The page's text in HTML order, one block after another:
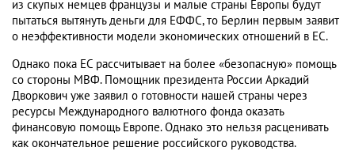
из скупых немцев французы и малые страны Европы будут
пытаться вытянуть деньги для ЕФФС, то Берлин первым заявит
о неэффективности модели экономических отношений в ЕС.
Однако пока ЕС рассчитывает на более «безопасную» помощь
со стороны МВФ. Помощник президента России Аркадий
Дворкович уже заявил о готовности нашей страны через
ресурсы Международного валютного фонда оказать
финансовую помощь Европе. Однако это нельзя расценивать
как окончательное решение российского руководства.